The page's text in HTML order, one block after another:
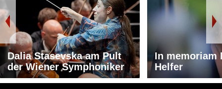
Dalia Stasevska am Pult
der Wiener Symphoniker
In memoriam
Helfer